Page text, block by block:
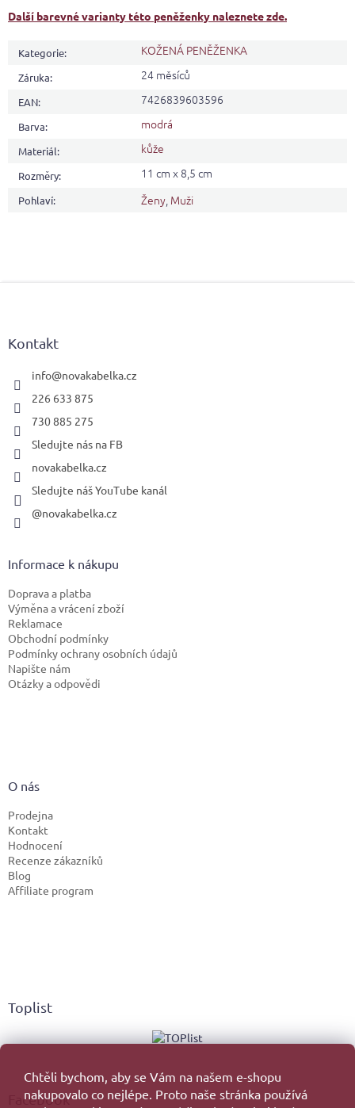
Chtěli bychom, aby se Vám na našem e-shopu
nakupovalo co nejlépe. Proto naše stránka používá
Další barevné varianty této peněženky naleznete zde.
Kategorie: KOŽENÁ PENĚŽENKA
Záruka: 24 měsíců
EAN: 7426839603596
Barva: modrá
Materiál: kůže
Rozměry: 11 cm x 8,5 cm
Pohlaví: Ženy, Muži
Kontakt
info@novakabelka.cz
226 633 875
730 885 275
Sledujte nás na FB
novakabelka.cz
Sledujte náš YouTube kanál
@novakabelka.cz
Informace k nákupu
Doprava a platba
Výměna a vrácení zboží
Reklamace
Obchodní podmínky
Podmínky ochrany osobních údajů
Napište nám
Otázky a odpovědi
O nás
Prodejna
Kontakt
Hodnocení
Recenze zákazníků
Blog
Affiliate program
Toplist
Facebook